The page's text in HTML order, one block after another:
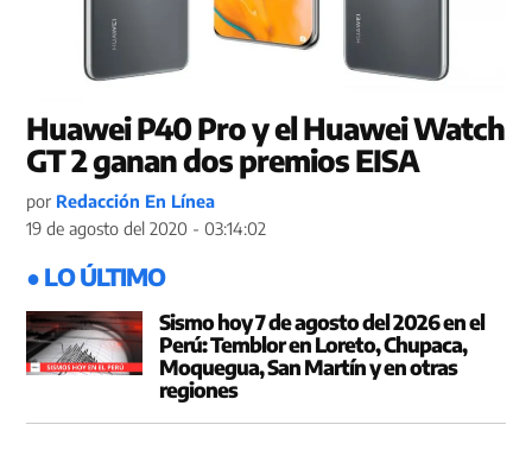
Huawei P40 Pro y el Huawei Watch
GT 2 ganan dos premios EISA
por Redacción En Línea
19 de agosto del 2020 - 03:14:02
● LO ÚLTIMO
Sismo hoy 7 de agosto del 2026 en el
Perú: Temblor en Loreto, Chupaca,
Moquegua, San Martín y en otras
regiones